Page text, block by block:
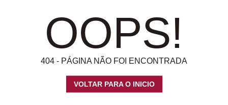
OOPS!
404 - PÁGINA NÃO FOI ENCONTRADA
VOLTAR PARA O INICIO